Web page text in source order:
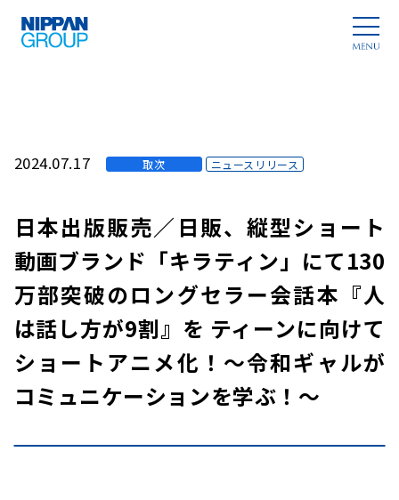
2024.07.17 取次 ニュースリリース
日本出版販売／日販、縦型ショート
動画ブランド「キラティン」にて130
万部突破のロングセラー会話本『人
は話し方が9割』を ティーンに向けて
ショートアニメ化！～令和ギャルが
コミュニケーションを学ぶ！～